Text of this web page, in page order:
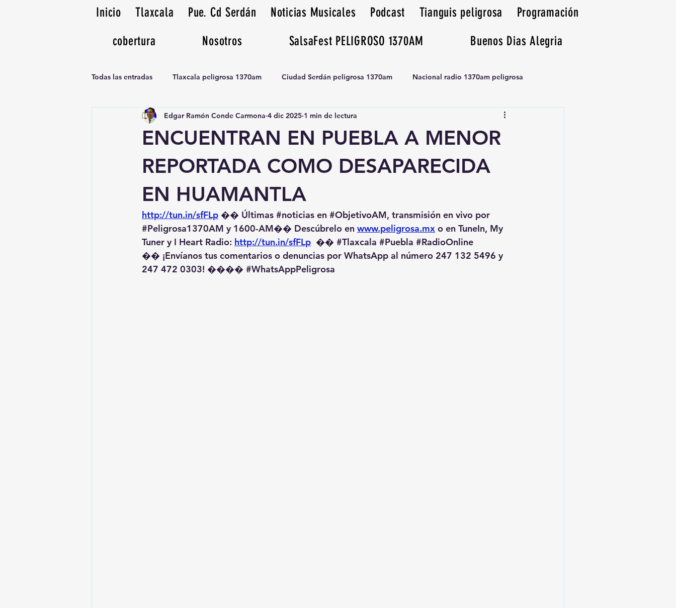
Inicio Tlaxcala Pue. Cd Serdán Noticias Musicales Podcast Tianguis peligrosa
Programación
cobertura
Nosotros SalsaFest PELIGROSO 1370AM Buenos Dias Alegria
Todas las entradas Tlaxcala peligrosa 1370am Ciudad Serdán peligrosa 1370am Nacional radio 1370am peligrosa
Noticias Musicales radio 1370am Tianguis peligrosa 1370am huamantla
ENCUENTRAN EN PUEBLA A MENOR
REPORTADA COMO DESAPARECIDA
EN HUAMANTLA
Edgar Ramón Conde Carmona 4 dic 2025 1 min de lectura
http://tun.in/sfFLp �� Últimas #noticias en #ObjetivoAM, transmisión en vivo por
#Peligrosa1370AM y 1600-AM��️ Descúbrelo en www.peligrosa.mx o en TuneIn, My
Tuner y I Heart Radio: http://tun.in/sfFLp �� #Tlaxcala #Puebla #RadioOnline
�� ¡Envíanos tus comentarios o denuncias por WhatsApp al número 247 132 5496 y
247 472 0303! ��️�� #WhatsAppPeligrosa